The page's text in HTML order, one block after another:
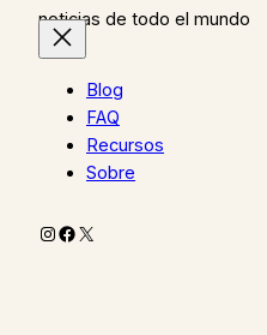
noticias de todo el mundo
Blog
FAQ
Recursos
Sobre
Instagram
Facebook
X